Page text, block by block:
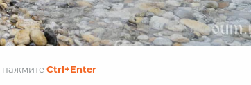
нажмитеCtrl+Enter